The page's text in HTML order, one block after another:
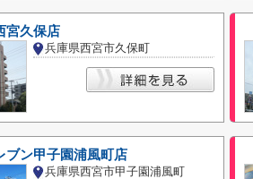
宮久保店
兵庫県西宮市久保町
ブン甲子園浦風町店
兵庫県西宮市甲子園浦風町